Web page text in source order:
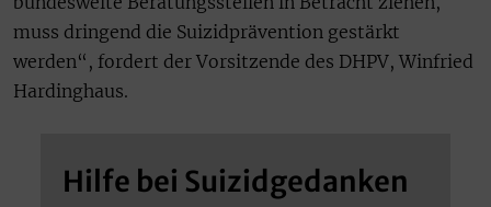
muss dringend die Suizidprävention gestärkt
werden“, fordert der Vorsitzende des DHPV, Winfried
Hardinghaus.
Hilfe bei Suizidgedanken